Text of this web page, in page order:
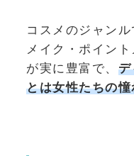
コスメのジャン
メイク・ポイン
が実に豊富で、 デ
とは女性たちの憧